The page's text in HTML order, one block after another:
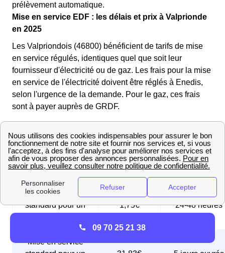
prélèvement automatique.
Mise en service EDF : les délais et prix à Valprionde
en 2025
Les Valpriondois (46800) bénéficient de tarifs de mise
en service régulés, identiques quel que soit leur
fournisseur d'électricité ou de gaz. Les frais pour la mise
en service de l'électricité doivent être réglés à Enedis,
selon l'urgence de la demande. Pour le gaz, ces frais
sont à payer auprès de GRDF.
de mise en service à Valprionde (46800) :
Tableau des mises en service d'électricité
Mise en service
standard pour un
1,75€ 24-48 heures
Mise en service
09 70 25 21 38